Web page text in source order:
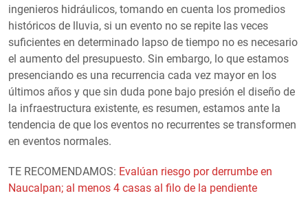
ingenieros hidráulicos, tomando en cuenta los promedios
históricos de lluvia, si un evento no se repite las veces
suficientes en determinado lapso de tiempo no es necesario
el aumento del presupuesto. Sin embargo, lo que estamos
presenciando es una recurrencia cada vez mayor en los
últimos años y que sin duda pone bajo presión el diseño de
la infraestructura existente, es resumen, estamos ante la
tendencia de que los eventos no recurrentes se transformen
en eventos normales.
TE RECOMENDAMOS: Evalúan riesgo por derrumbe en
Naucalpan; al menos 4 casas al filo de la pendiente